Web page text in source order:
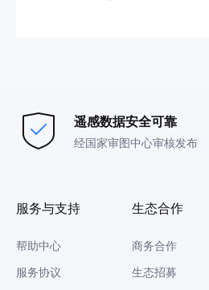
遥感数据安全可靠
经国家审图中心审核发布
服务与支持
帮助中心
服务协议
生态合作
商务合作
生态招募